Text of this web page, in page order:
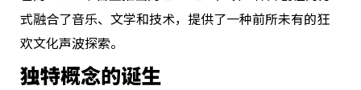
式融合了音乐、文学和技术，提供了一种前所未有的狂
欢文化声波探索。
独特概念的诞生